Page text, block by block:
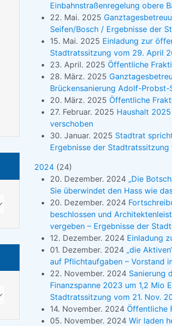
Einbahnstraßenregelung obere
22. Mai. 2025
Seifen/Bosch / Ergebnisse der
15. Mai. 2025 Einladung zur
Stadtratssitzung vom 29. April
23. April. 2025 Öffentliche
28. März. 2025
Brückensanierung Adolf-
20. März. 2025 Öffentliche
27. Februar. 2025 Haushalt
verschoben
30. Januar. 2025 Stadtrat
Ergebnisse der
2024 (24)
20. Dezember. 2024 „Die
Sie überwindet den Hass wie
20. Dezember. 2024
beschlossen und
vergeben – Ergebnisse der
12. Dezember. 2024 Einladung
01. Dezember. 2024 „die
auf Pflichtaufgaben – Vorstand
22. November. 2024 Sanierung
Finanzspanne 2023 um 1,2
Stadtratssitzung vom 21. Nov.
14. November. 2024 Öffentliche
05. November. 2024 Wir laden